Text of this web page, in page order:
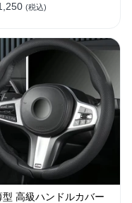
(税込)
型 高級ハンドルカバー